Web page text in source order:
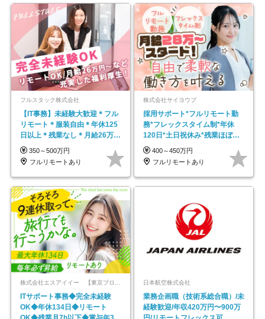
フルスタック株式会社
【IT事務】未経験大歓迎＊フル
リモート＊服装自由＊年休125
日以上＊残業なし＊月給26万円
以上
350～500万円
フルリモートあり
株式会社サイヨウブ
採用サポート*フルリモート勤
務*フレックスタイム制*年休
120日*土日祝休み*残業ほぼな
し*育児中社員8割以上
400～450万円
フルリモートあり
株式会社エスアイイー 【東京プロマーケット上場】
ITサポート事務◆完全未経験
OK◆年休134日◆リモート
日本航空株式会社
業務企画職（技術系総合職）/未
経験歓迎/年収420万円〜900万